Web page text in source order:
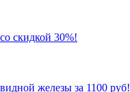
скидкой 30%!
железы за 1100 руб!